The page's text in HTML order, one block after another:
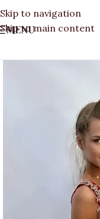
Skip to navigation
Skip to main content
MENU